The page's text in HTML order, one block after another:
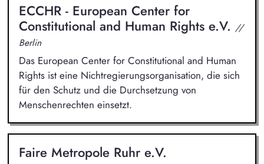
ECCHR - European Center for
Constitutional and Human Rights e.V. //
Berlin
Das European Center for Constitutional and Human
Rights ist eine Nichtregierungsorganisation, die sich
für den Schutz und die Durchsetzung von
Menschenrechten einsetzt.
Faire Metropole Ruhr e.V.